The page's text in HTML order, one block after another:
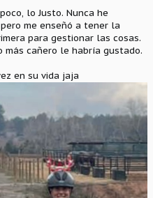
lo Justo. Nunca he
me enseñó a tener la
para gestionar las cosas.
más cañero le habría gustado.
en su vida jaja